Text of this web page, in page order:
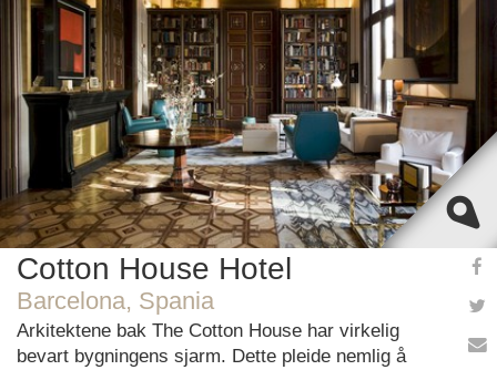
Do you own this website?
OK
Cotton House Hotel
Barcelona, Spania
Arkitektene bak The Cotton House har virkelig
bevart bygningens sjarm. Dette pleide nemlig å